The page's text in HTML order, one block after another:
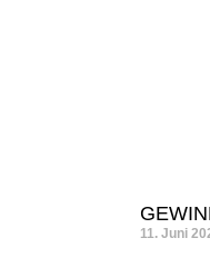
11. Juni